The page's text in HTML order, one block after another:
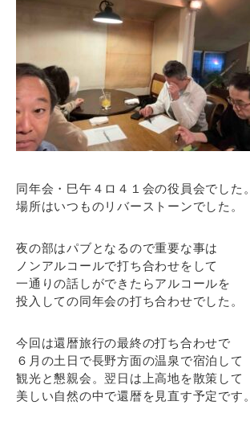
同年会・巳午４ロ４１会の役員会でした。
場所はいつものリバーストーンでした。
夜の部はパブとなるので重要な事は
ノンアルコールで打ち合わせをして
一通りの話しができたらアルコールを
投入しての同年会の打ち合わせでした。
今回は還暦旅行の最終の打ち合わせで
６月の土日で長野方面の温泉で宿泊して
観光と懇親会。翌日は上高地を散策して
美しい自然の中で還暦を見直す予定です。